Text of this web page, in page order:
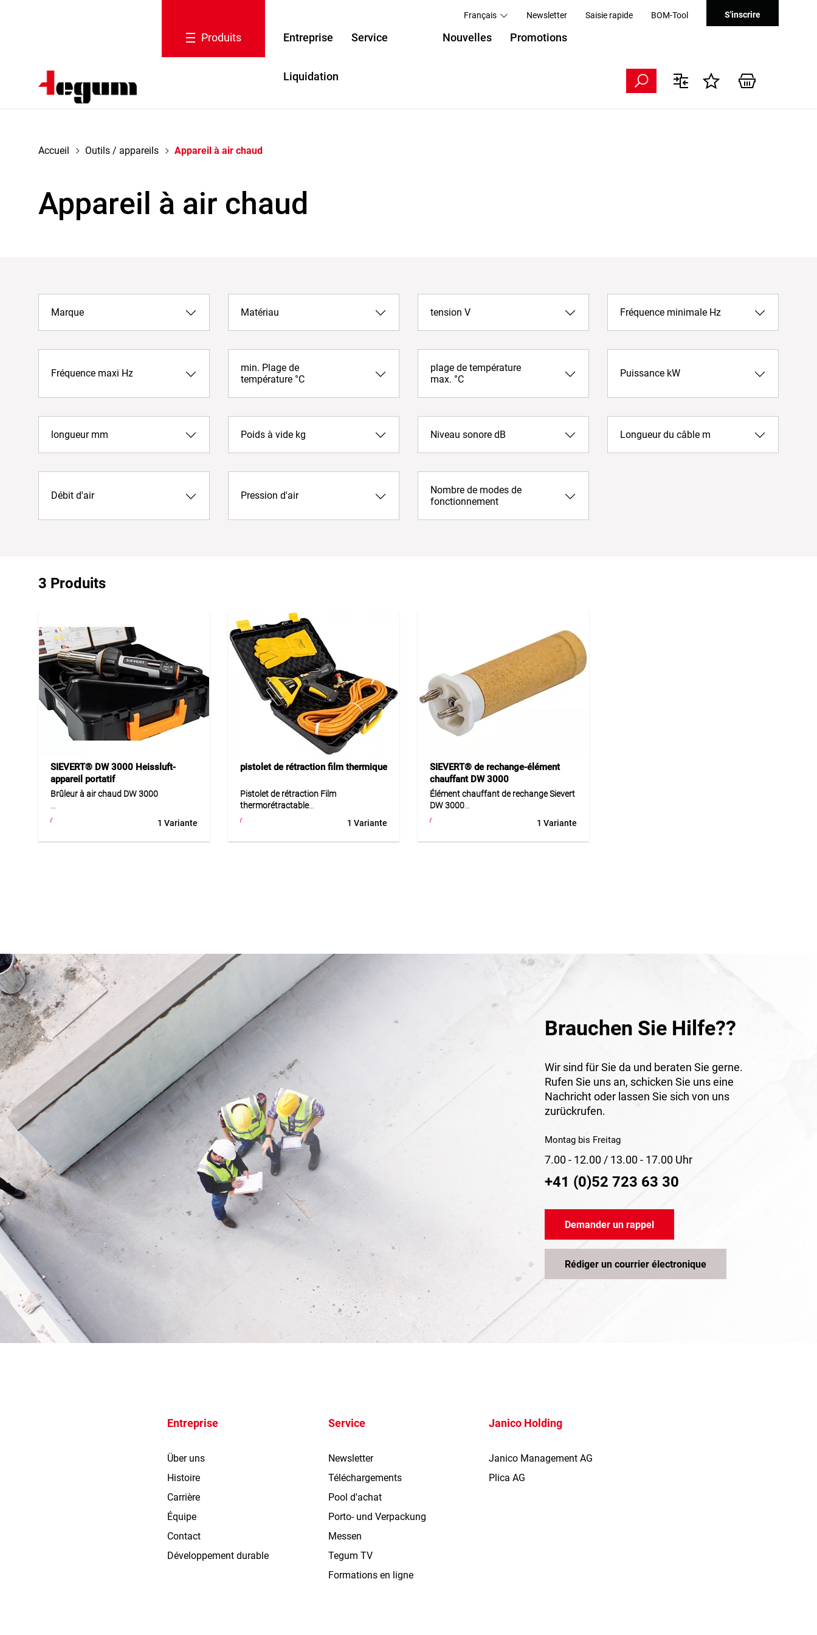
Français Newsletter Saisie rapide BOM-Tool S'inscrire
Produits Entreprise Service Nouvelles Promotions
Liquidation
Accueil Outils / appareils Appareil à air chaud
Appareil à air chaud
Marque Matériau tension V Fréquence minimale Hz
Fréquence maxi Hz
min. Plage de
température °C
plage de température
max. °C
Puissance kW
longueur mm Poids à vide kg Niveau sonore dB Longueur du câble m
Débit d'air Pression d'air
Nombre de modes de
fonctionnement
3 Produits
SIEVERT® DW 3000 Heissluft-
appareil portatif
Brûleur à air chaud DW 3000
Le DW 3000 est un appareil à air chaud
à commande électronique pour un
travail précis et confortable. Sa
et une utilisation sûre sont essentiels.
Application
Pour les travaux de soudage,
rétraction, chauffage et traitement à
l’air chaud, notamment sur membranes
synthétiques, étanchéités, détails
techniques et applications
professionnelles.
1 Variante
pistolet de rétraction film thermique
Pistolet de rétraction Film
thermorétractable
Le pistolet de rétraction pour film
thermorétractable est un appareil
lorsqu’il est actionné, ce qui améliore la
sécurité. L’ensemble est livré dans une
mallette robuste avec détendeur,
tuyau, réflecteur thermique et gants.
Application
Pour le rétractage de films dans les
1 Variante
SIEVERT® de rechange-élément
chauffant DW 3000
Élément chauffant de rechange Sievert
DW 3000
L’élément chauffant de rechange
Sievert DW 3000 est une pièce adaptée
service. Ce remplacement adapté
permet de rétablir la disponibilité de
Convient comme élément chauffant de
rechange pour l’appareil manuel à air
chaud DW 3000 lors de travaux de
1 Variante
Brauchen Sie Hilfe??
Wir sind für Sie da und beraten Sie gerne.
Rufen Sie uns an, schicken Sie uns eine
Nachricht oder lassen Sie sich von uns
zurückrufen.
Montag bis Freitag
7.00 - 12.00 / 13.00 - 17.00 Uhr
+41 (0)52 723 63 30
Demander un rappel
Rédiger un courrier électronique
Entreprise
Über uns
Histoire
Carrière
Équipe
Contact
Développement durable
Service
Newsletter
Téléchargements
Pool d'achat
Porto- und Verpackung
Messen
Tegum TV
Formations en ligne
Janico Holding
Janico Management AG
Plica AG